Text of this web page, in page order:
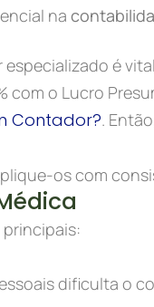
na
é
com o Lucro
Contador?.
os com
dificulta o